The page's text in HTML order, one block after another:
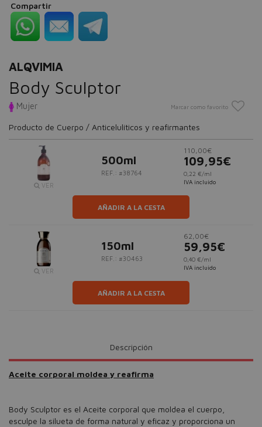
Compartir
ALQVIMIA
Body Sculptor
Mujer Marcar como favorito
Producto de Cuerpo / Anticelulíticos y reafirmantes
VER
500ml
REF.: #38764
110,00€
109,95€
0,22 €/ml
IVA incluido
AÑADIR A LA CESTA
VER
150ml
REF.: #30463
62,00€
59,95€
0,40 €/ml
IVA incluido
AÑADIR A LA CESTA
Descripción
Aceite corporal moldea y reafirma
Body Sculptor es el Aceite corporal que moldea el cuerpo,
esculpe la silueta de forma natural y eficaz y proporciona un